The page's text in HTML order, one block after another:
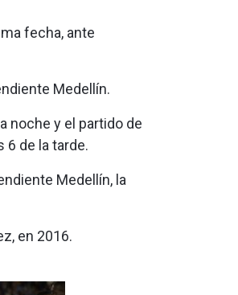
fecha, ante
Medellín.
noche y el partido de
6 de la tarde.
Medellín, la
en 2016.